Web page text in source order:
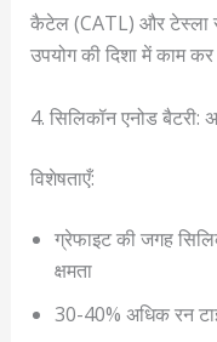
कैटेल (CATL) और टेस्ला
उपयोग की दिशा में काम
4. सिलिकॉन एनोड बैटरी:
विशेषताएँ:
ग्रेफाइट की जगह
क्षमता
30-40% अधिक रन